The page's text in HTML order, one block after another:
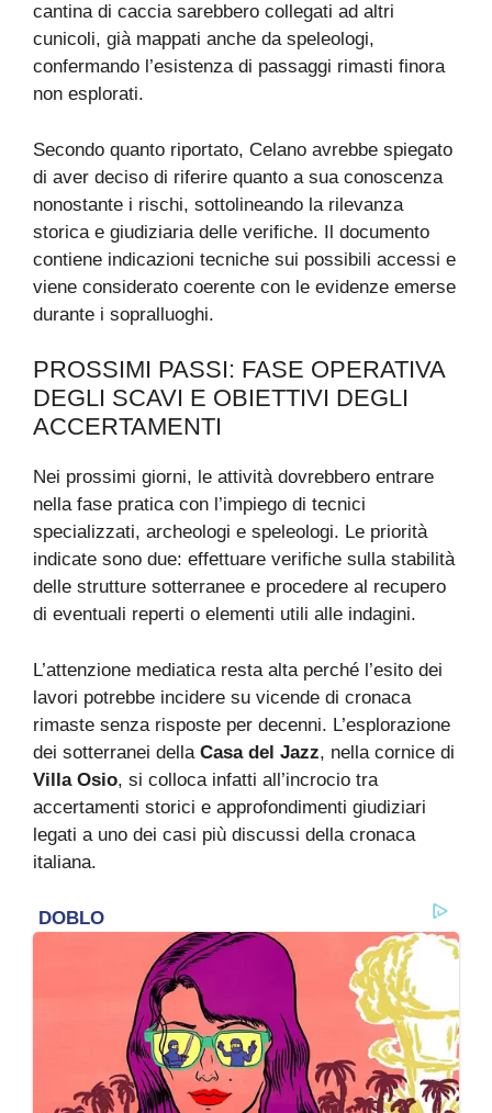
cantina di caccia sarebbero collegati ad altri
cunicoli, già mappati anche da speleologi,
confermando l’esistenza di passaggi rimasti finora
non esplorati.
Secondo quanto riportato, Celano avrebbe spiegato
di aver deciso di riferire quanto a sua conoscenza
nonostante i rischi, sottolineando la rilevanza
storica e giudiziaria delle verifiche. Il documento
contiene indicazioni tecniche sui possibili accessi e
viene considerato coerente con le evidenze emerse
durante i sopralluoghi.
PROSSIMI PASSI: FASE OPERATIVA
DEGLI SCAVI E OBIETTIVI DEGLI
ACCERTAMENTI
Nei prossimi giorni, le attività dovrebbero entrare
nella fase pratica con l’impiego di tecnici
specializzati, archeologi e speleologi. Le priorità
indicate sono due: effettuare verifiche sulla stabilità
delle strutture sotterranee e procedere al recupero
di eventuali reperti o elementi utili alle indagini.
L’attenzione mediatica resta alta perché l’esito dei
lavori potrebbe incidere su vicende di cronaca
rimaste senza risposte per decenni. L’esplorazione
dei sotterranei della Casa del Jazz, nella cornice di
Villa Osio, si colloca infatti all’incrocio tra
accertamenti storici e approfondimenti giudiziari
legati a uno dei casi più discussi della cronaca
italiana.